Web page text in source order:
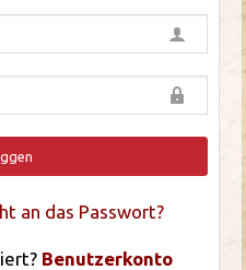
an das Passwort?
Benutzerkonto